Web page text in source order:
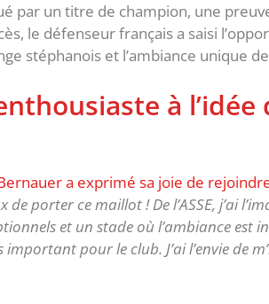
par un titre de champion, une
le défenseur français a saisi
stéphanois et l’ambiance unique
à l’idée
a exprimé sa joie de
de porter ce maillot ! De l’ASSE, j’ai
et un stade où l’ambiance est
pour le club. J’ai l’envie de